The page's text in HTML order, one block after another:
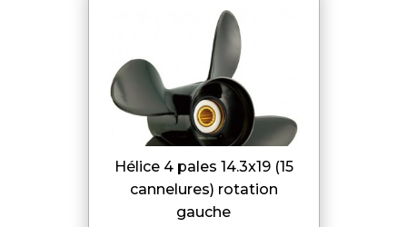
hélice 4 pales 14.3x19 (15
cannelures) rotation
gauche